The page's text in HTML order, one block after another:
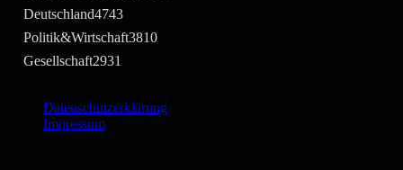
Deutschland4743
Politik&Wirtschaft3810
Gesellschaft2931
Datenschutzerklärung
Impressum